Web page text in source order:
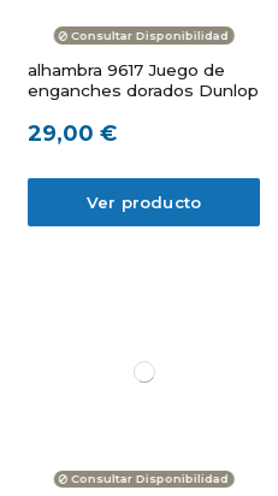
Consultar Disponibilidad
alhambra 9617 Juego de
enganches dorados Dunlop
29,00 €
Ver producto
Consultar Disponibilidad